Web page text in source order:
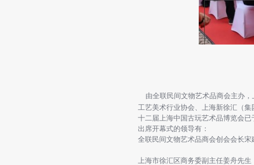
由全联民间文物艺术品商会主办
工艺美术行业协会、上海新徐汇（
十二届上海中国古玩艺术品博览会
出席开幕式的领导有：
全联民间文物艺术品商会创会会长宋
上海市徐汇区商务委副主任姜舟先生